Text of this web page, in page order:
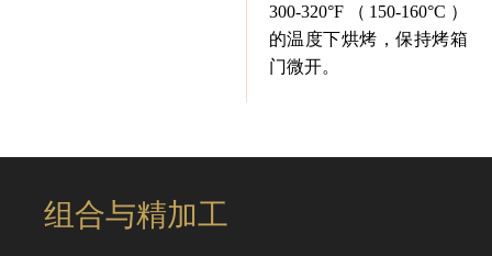
300-320°F（150-160°C）
的温度下烘烤，保持烤箱
门微开。
组合与精加工